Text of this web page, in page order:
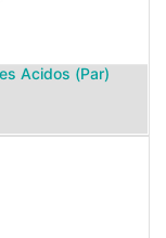
Acidos (Par)